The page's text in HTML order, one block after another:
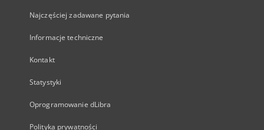
Najczęściej zadawane pytania
Informacje techniczne
Kontakt
Statystyki
Oprogramowanie dLibra
Polityka prywatności